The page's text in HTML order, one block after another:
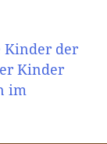
Kinder der
Kinder
im